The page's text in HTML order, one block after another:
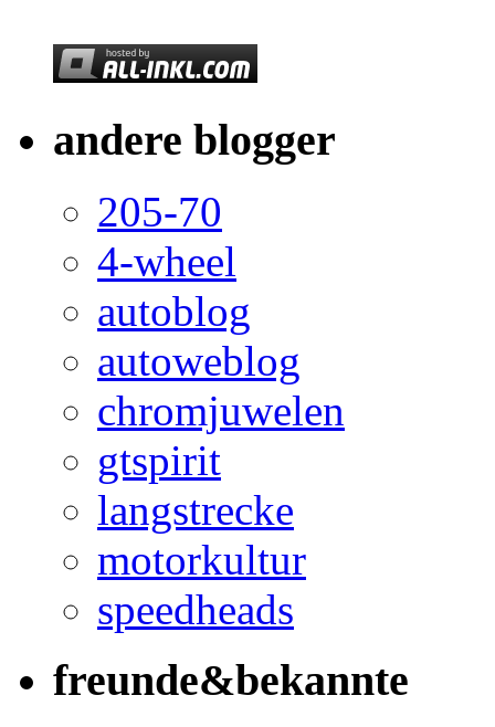
andere blogger
205-70
4-wheel
autoblog
autoweblog
chromjuwelen
gtspirit
langstrecke
motorkultur
speedheads
freunde&bekannte